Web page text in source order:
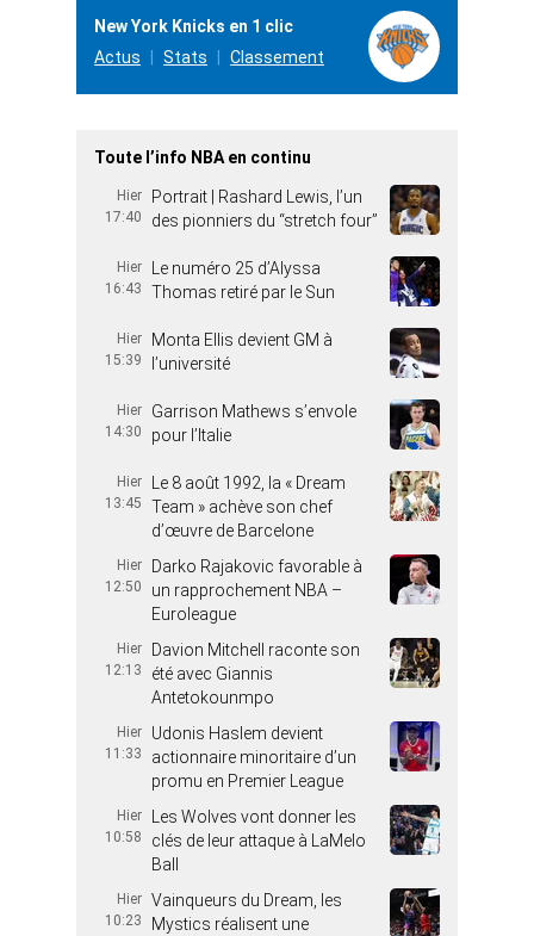
New York Knicks en 1 clic
Actus
Stats Classement
Toute l’info NBA en continu
Hier
17:40
Portrait | Rashard Lewis, l’un
des pionniers du “stretch four”
Hier
16:43
Le numéro 25 d’Alyssa
Thomas retiré par le Sun
Hier
15:39
Monta Ellis devient GM à
l’université
Hier
14:30
Garrison Mathews s’envole
pour l’Italie
Hier
13:45
Le 8 août 1992, la « Dream
Team » achève son chef
d’œuvre de Barcelone
Hier
12:50
Darko Rajakovic favorable à
un rapprochement NBA –
Euroleague
Hier
12:13
Davion Mitchell raconte son
été avec Giannis
Antetokounmpo
Hier
11:33
Udonis Haslem devient
actionnaire minoritaire d’un
promu en Premier League
Hier
10:58
Les Wolves vont donner les
clés de leur attaque à LaMelo
Ball
Hier
10:23
Vainqueurs du Dream, les
Mystics réalisent une